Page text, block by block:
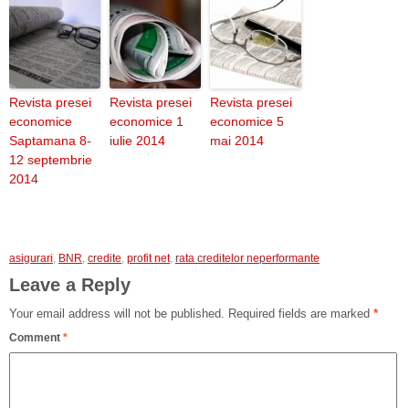
Revista presei
economice
Saptamana 8-
12 septembrie
2014
Revista presei
economice 1
iulie 2014
Revista presei
economice 5
mai 2014
asigurari, BNR, credite, profit net, rata creditelor neperformante
Leave a Reply
Your email address will not be published. Required fields are marked *
Comment *